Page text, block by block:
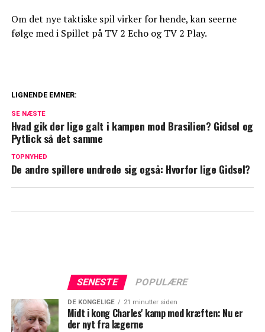
Om det nye taktiske spil virker for hende, kan seerne
følge med i Spillet på TV 2 Echo og TV 2 Play.
Kate vil ikke tilgive
LIGNENDE EMNER:
SE NÆSTE
Hvad gik der lige galt i kampen mod Brasilien? Gidsel og
Pytlick så det samme
TOPNYHED
De andre spillere undrede sig også: Hvorfor lige Gidsel?
SENESTE POPULÆRE
DE KONGELIGE 21 minutter siden
Midt i kong Charles' kamp mod kræften: Nu er
der nyt fra lægerne